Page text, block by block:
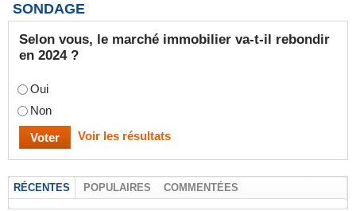
SONDAGE
Selon vous, le marché immobilier va-t-il rebondir
en 2024 ?
Oui
Non
Voir les résultats
RÉCENTES POPULAIRES COMMENTÉES